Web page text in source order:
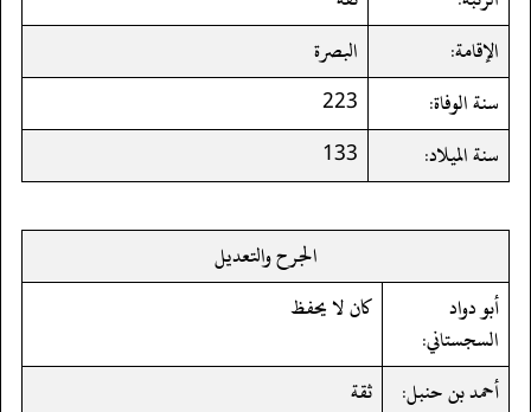
الإقامة:
البصرة
سنة الوفاة:
223
سنة الميلاد: 133
الجرح والتعديل
أبو دواد
السجستاني:
كان لا يحفظ
أحمد بن حنبل:
ثقة